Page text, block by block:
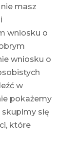
masz
wniosku o
wniosku o
w
pokażemy
skupimy się
które